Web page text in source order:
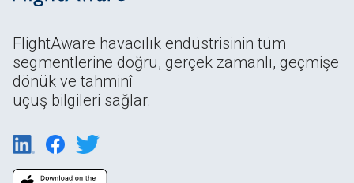
FlightAware havacılık endüstrisinin tüm
segmentlerine doğru, gerçek zamanlı, geçmişe
dönük ve tahminî
uçuş bilgileri sağlar.